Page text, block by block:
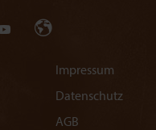
Impressum
Datenschutz
AGB